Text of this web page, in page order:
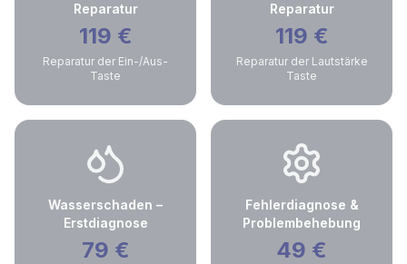
Reparatur
119 €
Reparatur der Ein-/Aus-
Taste
Reparatur
119 €
Reparatur der Lautstärke
Taste
Wasserschaden –
Erstdiagnose
79 €
Fehlerdiagnose &
Problembehebung
49 €